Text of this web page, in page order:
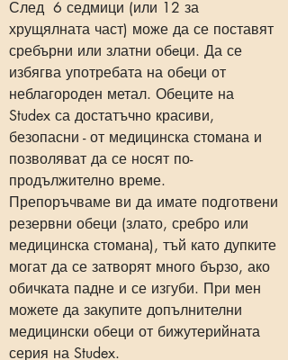
След 6 седмици (или 12 за
хрущялната част) може да се поставят
сребърни или златни обeци. Да се
избягва употребата на обeци от
неблагороден метал. Обеците на
Studex са достатъчно красиви,
безопасни - от медицинска стомана и
позволяват да се носят по-
продължително време.
Препоръчваме ви да имате подготвени
резервни обеци (злато, сребро или
медицинска стомана), тъй като дупките
могат да се затворят много бързо, ако
обичката падне и се изгуби. При мен
можете да закупите допълнителни
медицински обеци от бижутерийната
серия на Studex.